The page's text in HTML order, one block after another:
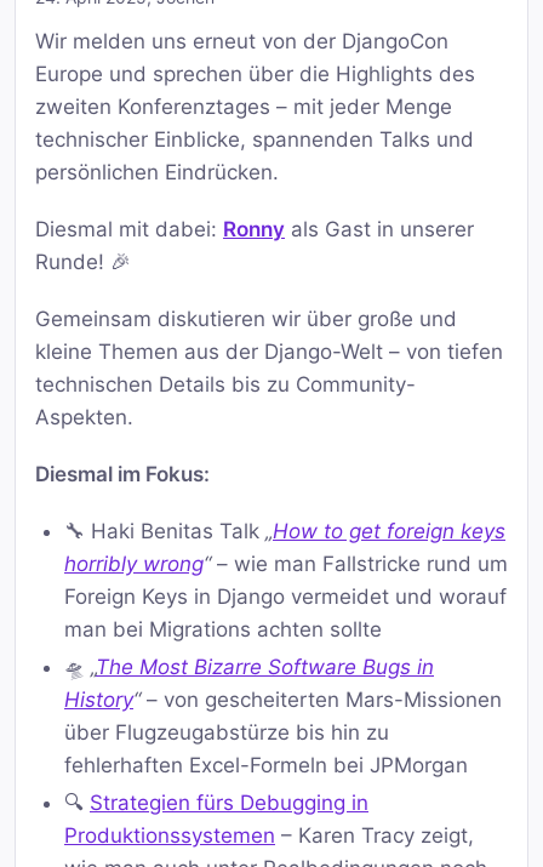
Wir melden uns erneut von der DjangoCon
Europe und sprechen über die Highlights des
zweiten Konferenztages – mit jeder Menge
technischer Einblicke, spannenden Talks und
persönlichen Eindrücken.
Diesmal mit dabei: Ronny als Gast in unserer
Runde! 🎉
Gemeinsam diskutieren wir über große und
kleine Themen aus der Django-Welt – von tiefen
technischen Details bis zu Community-
Aspekten.
Diesmal im Fokus:
🔧 Haki Benitas Talk „How to get foreign keys
horribly wrong“– wie man Fallstricke rund um
Foreign Keys in Django vermeidet und worauf
man bei Migrations achten sollte
🛸 „The Most Bizarre Software Bugs in
History“– von gescheiterten Mars-Missionen
über Flugzeugabstürze bis hin zu
fehlerhaften Excel-Formeln bei JPMorgan
🔍 Strategien fürs Debugging in
Produktionssystemen – Karen Tracy zeigt,